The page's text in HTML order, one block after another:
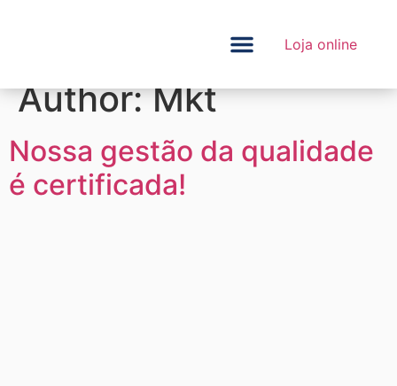
Loja online
Author:Mkt
Nossa gestão da qualidade
é certificada!